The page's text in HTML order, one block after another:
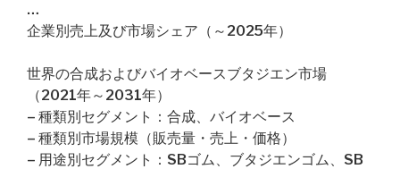
…
企業別売上及び市場シェア（～2025年）
世界の合成およびバイオベースブタジエン市場
（2021年～2031年）
– 種類別セグメント：合成、バイオベース
– 種類別市場規模（販売量・売上・価格）
– 用途別セグメント：SBゴム、ブタジエンゴム、SB